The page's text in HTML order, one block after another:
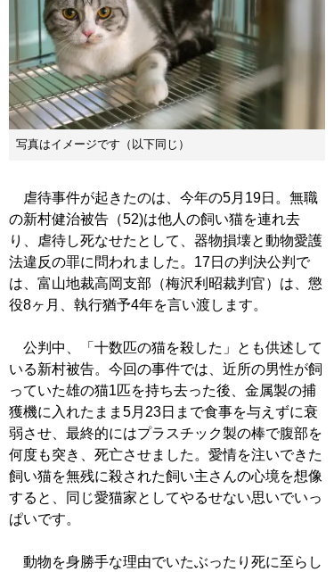
写真はイメージです（以下同じ）
虐待事件が起きたのは、今年の5月19日。無職
の新村健治被告（52)は他人の飼い猫を連れ去
り、虐待し死なせたとして、器物損壊と動物愛護
法違反の罪に問われました。17日の判決公判で
は、富山地裁高岡支部（梅沢利昭裁判官）は、懲
役8ヶ月、執行猶予4年を言い渡します。
公判中、「十数匹の猫を殺した」とも供述して
いる新村被告。今回の事件では、近所の男性が飼
っていた雄の猫1匹を持ち去った後、金属製の捕
獲機に入れたまま5月23日まで食事を与えずに衰
弱させ、最終的にはプラスチック製の棒で腹部を
何度も突き、死亡させました。愛情を注いできた
飼い猫を無残に殺された飼い主さんの心境を想像
すると、同じ愛猫家としてやるせない思いでいっ
ぱいです。
動物を身勝手な理由でいたぶったり死に至らし